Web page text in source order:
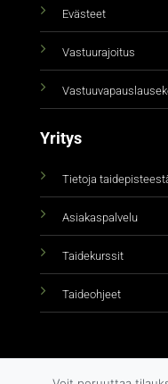
Evästeet
Vastuurajoitus
Yritys
Tietoja
Asiakaspalvelu
Taidekurssit
Taideohjeet